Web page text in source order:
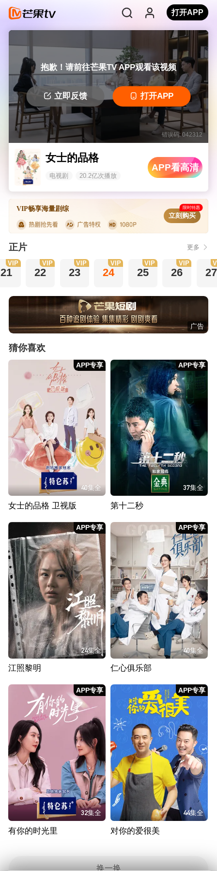
打开APP
抱歉！请前往芒果TV APP观看该视频
立即反馈 打开APP
错误码: 042312
女士的品格
电视剧 20.2亿次播放
APP看高清
VIP畅享海量剧综 限时特惠
立刻购买
正片 更多
21
VIP
22
VIP
23
VIP
24
VIP
25
VIP
26
VIP
27
广告
猜你喜欢
APP专享
40集全
女士的品格 卫视版
APP专享
37集全
第十二秒
APP专享
24集全
江照黎明
APP专享
40集全
仁心俱乐部
APP专享
32集全
有你的时光里
APP专享
44集全
对你的爱很美
换一换